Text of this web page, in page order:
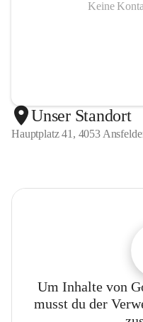
Keine
Unser Standort
Hauptplatz 41, 4053
Um Inhalte von
musst du der